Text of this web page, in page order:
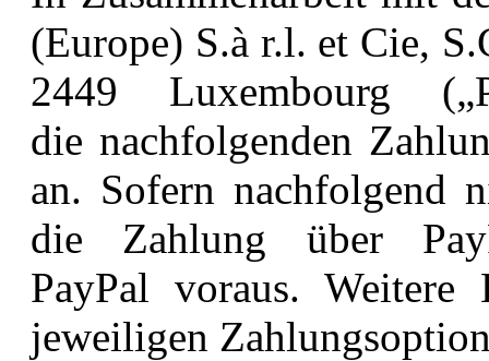
(Europe) S.à r.l. et Cie,
2449 Luxembourg
die nachfolgenden
an. Sofern nachfolgend
die Zahlung über
PayPal voraus. Weitere
jeweiligen